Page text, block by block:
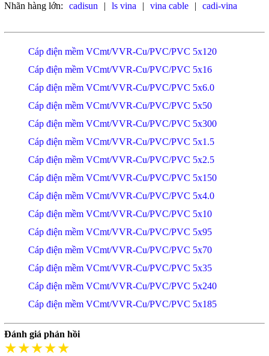
Nhãn hàng lớn: cadisun | ls vina | vina cable | cadi-vina
Cáp điện mềm VCmt/VVR-Cu/PVC/PVC 5x120
Cáp điện mềm VCmt/VVR-Cu/PVC/PVC 5x16
Cáp điện mềm VCmt/VVR-Cu/PVC/PVC 5x6.0
Cáp điện mềm VCmt/VVR-Cu/PVC/PVC 5x50
Cáp điện mềm VCmt/VVR-Cu/PVC/PVC 5x300
Cáp điện mềm VCmt/VVR-Cu/PVC/PVC 5x1.5
Cáp điện mềm VCmt/VVR-Cu/PVC/PVC 5x2.5
Cáp điện mềm VCmt/VVR-Cu/PVC/PVC 5x150
Cáp điện mềm VCmt/VVR-Cu/PVC/PVC 5x4.0
Cáp điện mềm VCmt/VVR-Cu/PVC/PVC 5x10
Cáp điện mềm VCmt/VVR-Cu/PVC/PVC 5x95
Cáp điện mềm VCmt/VVR-Cu/PVC/PVC 5x70
Cáp điện mềm VCmt/VVR-Cu/PVC/PVC 5x35
Cáp điện mềm VCmt/VVR-Cu/PVC/PVC 5x240
Cáp điện mềm VCmt/VVR-Cu/PVC/PVC 5x185
Đánh giá phản hồi
★★★★★